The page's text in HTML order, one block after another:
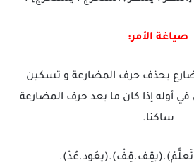
صياغة الأمر:
بحذف حرف المضارعة و تسكين
أوله إذا كان ما بعد حرف المضارعة
ساكنا.